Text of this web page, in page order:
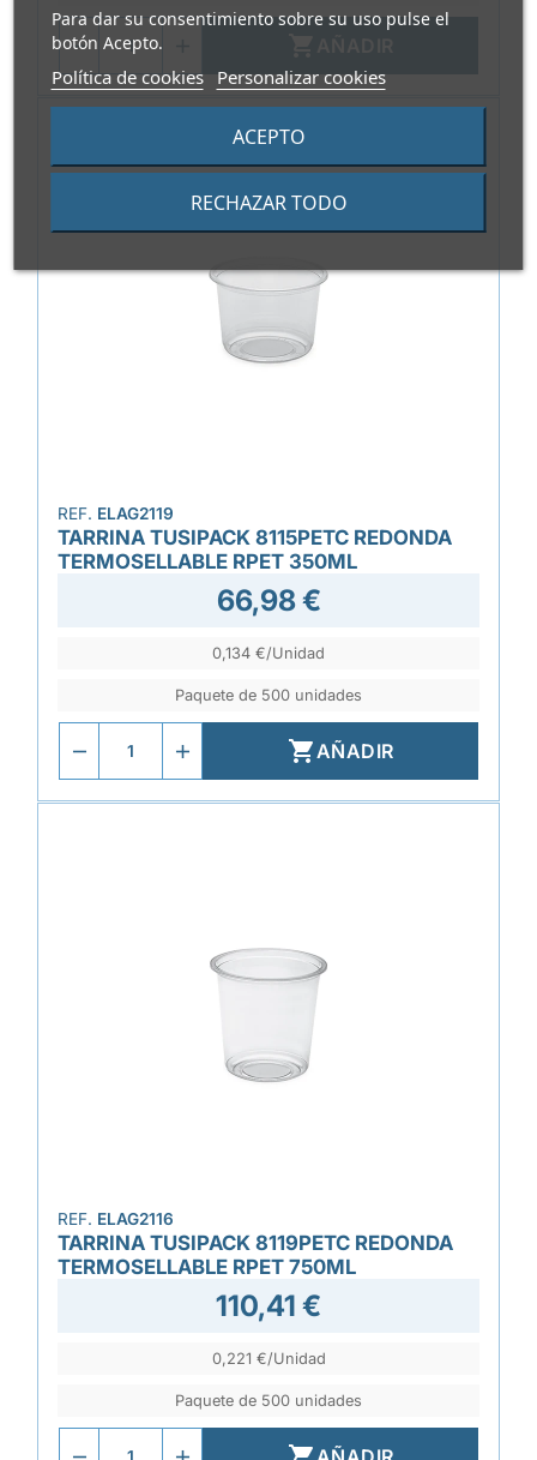
Para dar su consentimiento sobre su uso pulse el
botón Acepto.
Política de cookies Personalizar cookies
RECHAZAR TODO
ACEPTO
REF. ELAG2119
TARRINA TUSIPACK 8115PETC REDONDA
TERMOSELLABLE RPET 350ML
66,98 €
0,134 €/Unidad
Paquete de 500 unidades
AÑADIR
REF. ELAG2116
TARRINA TUSIPACK 8119PETC REDONDA
TERMOSELLABLE RPET 750ML
110,41 €
0,221 €/Unidad
Paquete de 500 unidades